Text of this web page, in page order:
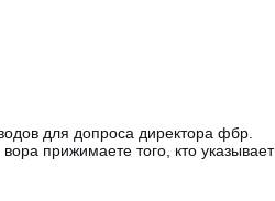
для допроса директора фбр.
прижимаете того, кто указывает